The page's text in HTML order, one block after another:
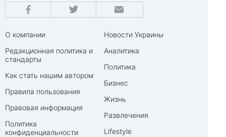
О компании
Редакционная политика и
стандарты
Как стать нашим автором
Правила пользования
Правовая информация
Политика
конфиденциальности
Новости Украины
Аналитика
Политика
Бизнес
Жизнь
Развлечения
Lifestyle